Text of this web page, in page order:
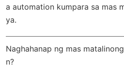
a automation kumpara sa mas
ya.
Naghahanap ng mas
n?